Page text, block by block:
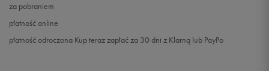
za pobraniem
płatność online
płatność odroczona Kup teraz zapłać za 30 dni z Klarną lub PayPo